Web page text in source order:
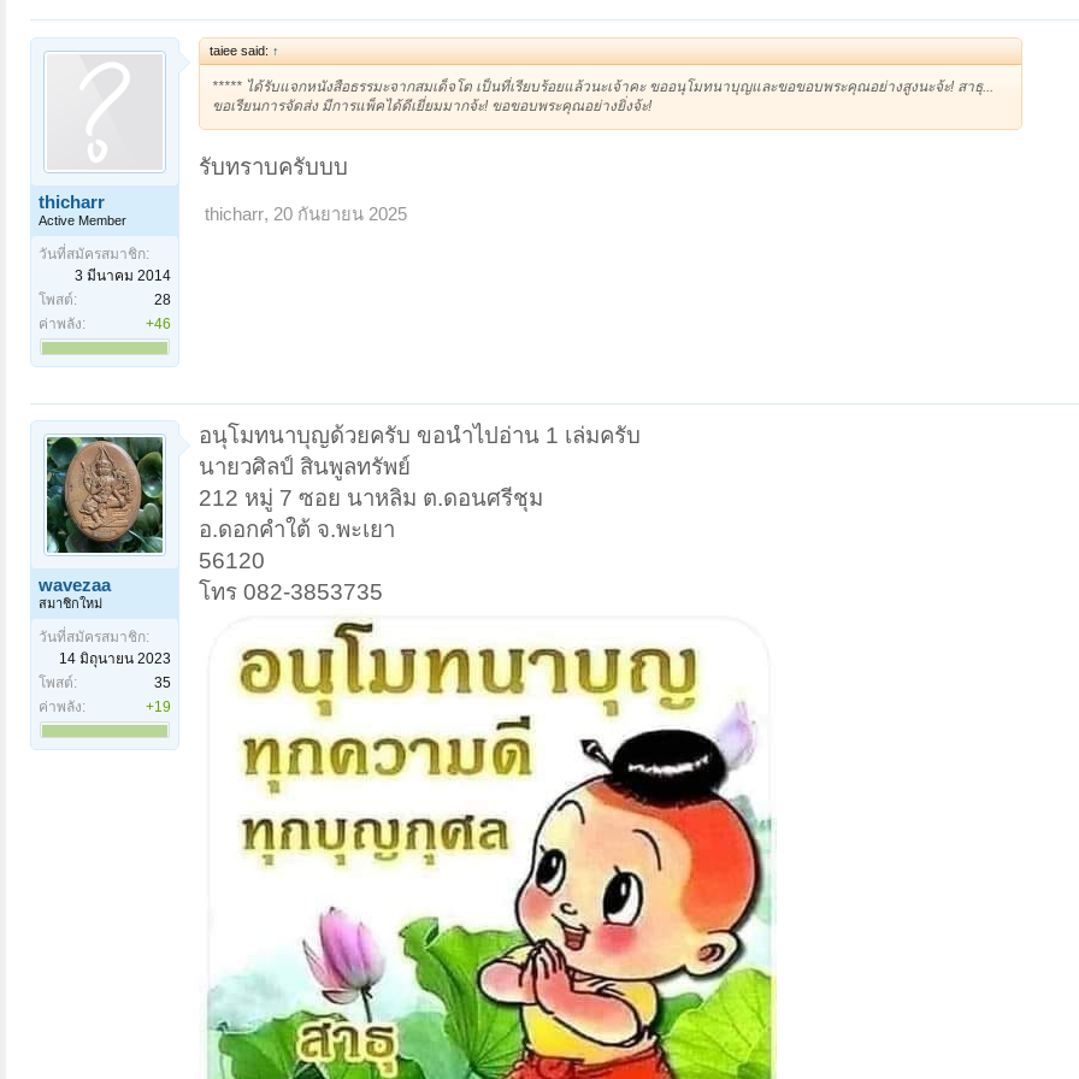
thicharr
Active Member
วันที่สมัครสมาชิก:
3 มีนาคม 2014
โพสต์:
28
ค่าพลัง:
+46
taiee said: ↑
***** ได้รับแจกหนังสือธรรมะจากสมเด็จโต เป็นที่เรียบร้อยแล้วนะเจ้าคะ ขออนุโมทนาบุญและขอขอบพระคุณอย่างสูงนะจ้ะ! สาธุ...
ขอเรียนการจัดส่ง มีการแพ็คได้ดีเยี่ยมมากจ้ะ! ขอขอบพระคุณอย่างยิ่งจ้ะ!
รับทราบครับบบ
thicharr, 20 กันยายน 2025
wavezaa
สมาชิกใหม่
วันที่สมัครสมาชิก:
14 มิถุนายน 2023
โพสต์:
35
ค่าพลัง:
+19
อนุโมทนาบุญด้วยครับ ขอนำไปอ่าน 1 เล่มครับ
นายวศิลป์ สินพูลทรัพย์
212 หมู่ 7 ซอย นาหลิม ต.ดอนศรีชุม
อ.ดอกคำใต้ จ.พะเยา
56120
โทร 082-3853735